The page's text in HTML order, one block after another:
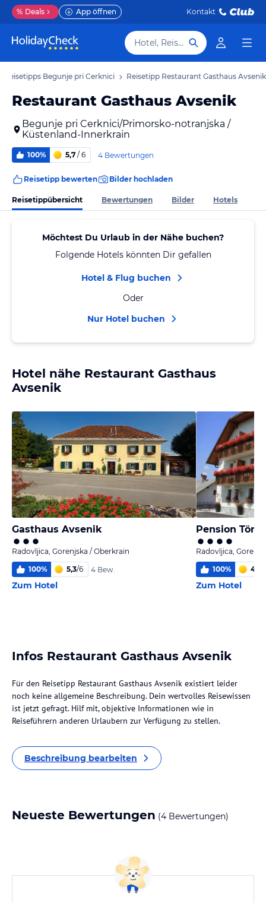
% Deals App öffnen Kontakt
Hotel, Reiseziel
Reisetipps Begunje pri Cerknici Reisetipp Restaurant Gasthaus Avsenik
Restaurant Gasthaus Avsenik
Begunje pri Cerknici/Primorsko-notranjska /
Küstenland-Innerkrain
100% 5,7 / 6 4 Bewertungen
Reisetipp bewerten Bilder hochladen
Reisetippübersicht Bewertungen Bilder Hotels
Möchtest Du Urlaub in der Nähe buchen?
Folgende Hotels könnten Dir gefallen
Hotel & Flug buchen
Oder
Nur Hotel buchen
Hotel nähe Restaurant Gasthaus
Avsenik
Gasthaus Avsenik
Radovljica, Gorenjska / Oberkrain
100% 5,3/6 4 Bew.
Zum Hotel
Pension
Radovljica,
100% 4,1
Zum Hotel
Infos Restaurant Gasthaus Avsenik
Für den Reisetipp Restaurant Gasthaus Avsenik existiert leider
noch keine allgemeine Beschreibung. Dein wertvolles Reisewissen
ist jetzt gefragt. Hilf mit, objektive Informationen wie in
Reiseführern anderen Urlaubern zur Verfügung zu stellen.
Beschreibung bearbeiten
Neueste Bewertungen (4 Bewertungen)